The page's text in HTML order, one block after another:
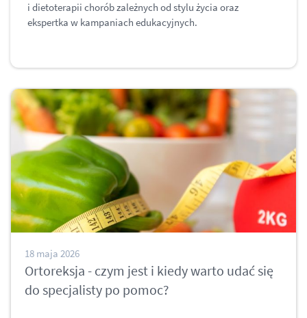
i dietoterapii chorób zależnych od stylu życia oraz
ekspertka w kampaniach edukacyjnych.
18 maja 2026
Ortoreksja - czym jest i kiedy warto udać się
do specjalisty po pomoc?